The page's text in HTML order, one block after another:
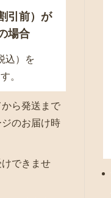
引前）が
場合
込）を
。
ら発送まで
のお届け時
できませ